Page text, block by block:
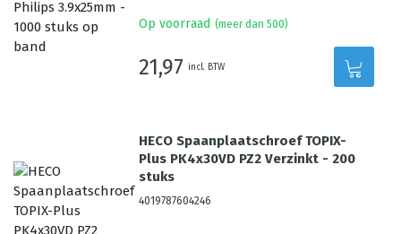
Op voorraad (meer dan 500)
21,97 incl. BTW
HECO Spaanplaatschroef TOPIX-
Plus PK4x30VD PZ2 Verzinkt - 200
stuks
4019787604246